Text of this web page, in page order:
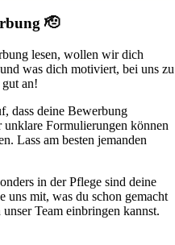
🫡
lesen, wollen wir dich
was dich motiviert, bei uns zu
an!
dass deine Bewerbung
Formulierungen können
Lass am besten jemanden
in der Pflege sind deine
uns mit, was du schon gemacht
Team einbringen kannst.